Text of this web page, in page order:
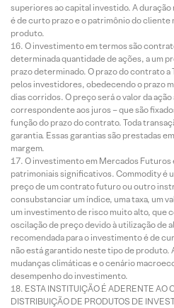
superiores ao capital investido. A
é de curto prazo e o patrimônio do
produto.
O investimento em termos são
determinada quantidade de ações, a um
prazo determinado. O prazo do contrato
pelos investidores, obedecendo o prazo
dias corridos. O preço será o valor da
correspondente aos juros – que são
função do prazo do contrato. Toda
garantia. Essas garantias são prestadas
margem.
O investimento em Mercados
patrimoniais significativos. Commodity é
preço de um contrato futuro ou outro
consubstanciar um índice, uma taxa, um
um investimento de risco muito alto, que
oscilação de preço devido à utilização de
recomendada para o investimento é de
não está garantido neste tipo de produto.
mudanças climáticas e o cenário
desempenho do investimento.
ESTA INSTITUIÇÃO É ADERENTE AO
DISTRIBUIÇÃO DE PRODUTOS DE